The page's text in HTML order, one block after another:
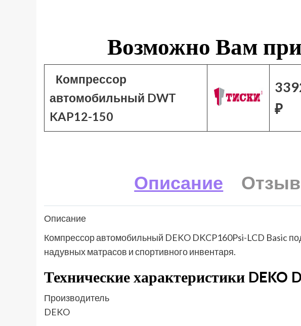
Возможно Вам
Компрессор
автомобильный DWT
KAP12-150
₽
Описание
Описание
Компрессор автомобильный DEKO DKCP160Psi-LCD Basic
надувных матрасов и спортивного инвентаря.
Технические характеристики DEKO
Производитель
DEKO